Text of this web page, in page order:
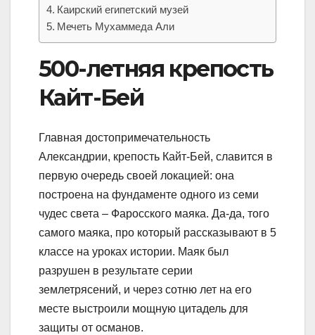
Каирский египетский музей
Мечеть Мухаммеда Али
500-летняя крепость
Кайт-Бей
Главная достопримечательность
Александрии, крепость Кайт-Бей, славится в
первую очередь своей локацией: она
построена на фундаменте одного из семи
чудес света – Фаросского маяка. Да-да, того
самого маяка, про который рассказывают в 5
классе на уроках истории. Маяк был
разрушен в результате серии
землетрясений, и через сотню лет на его
месте выстроили мощную цитадель для
защиты от османов.